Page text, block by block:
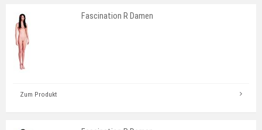
Fascination R Damen
Zum Produkt